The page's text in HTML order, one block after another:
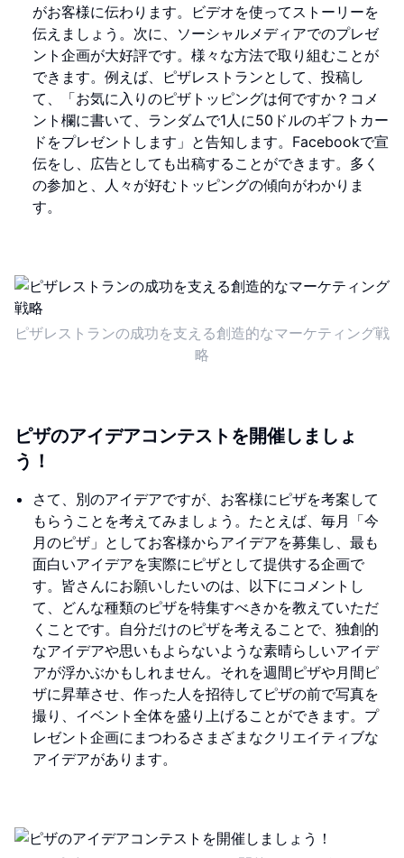
がお客様に伝わります。ビデオを使ってストーリーを
伝えましょう。次に、ソーシャルメディアでのプレゼ
ント企画が大好評です。様々な方法で取り組むことが
できます。例えば、ピザレストランとして、投稿し
て、「お気に入りのピザトッピングは何ですか？コメ
ント欄に書いて、ランダムで1人に50ドルのギフトカー
ドをプレゼントします」と告知します。Facebookで宣
伝をし、広告としても出稿することができます。多く
の参加と、人々が好むトッピングの傾向がわかりま
す。
ピザレストランの成功を支える創造的なマーケティング戦
略
ピザのアイデアコンテストを開催しましょ
う！
さて、別のアイデアですが、お客様にピザを考案して
もらうことを考えてみましょう。たとえば、毎月「今
月のピザ」としてお客様からアイデアを募集し、最も
面白いアイデアを実際にピザとして提供する企画で
す。皆さんにお願いしたいのは、以下にコメントし
て、どんな種類のピザを特集すべきかを教えていただ
くことです。自分だけのピザを考えることで、独創的
なアイデアや思いもよらないような素晴らしいアイデ
アが浮かぶかもしれません。それを週間ピザや月間ピ
ザに昇華させ、作った人を招待してピザの前で写真を
撮り、イベント全体を盛り上げることができます。プ
レゼント企画にまつわるさまざまなクリエイティブな
アイデアがあります。